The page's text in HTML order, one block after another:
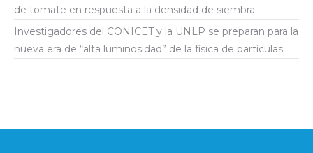
de tomate en respuesta a la densidad de siembra
Investigadores del CONICET y la UNLP se preparan para la
nueva era de “alta luminosidad” de la física de partículas